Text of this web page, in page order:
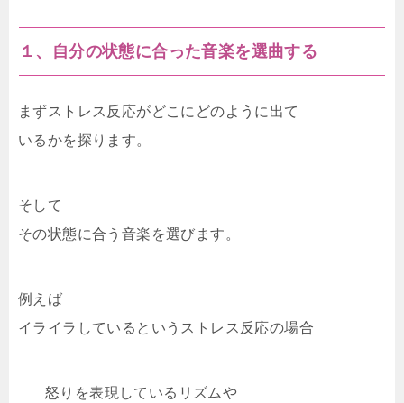
１、自分の状態に合った音楽を選曲する
まずストレス反応がどこにどのように出て
いるかを探ります。
そして
その状態に合う音楽を選びます。
例えば
イライラしているというストレス反応の場合
怒りを表現しているリズムや